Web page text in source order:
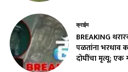
क्राईम
BREAKING
पळतांना भरधाव
दोघींचा मृत्यू; एक